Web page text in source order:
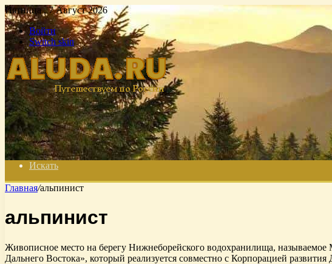
Пятница , 7 Август 2026
Войти
Switch skin
Искать
Главная/альпинист
альпинист
Живописное место на берегу Нижнеборейского водохранилища,
Дальнего Востока», который реализуется совместно с Корпорацией